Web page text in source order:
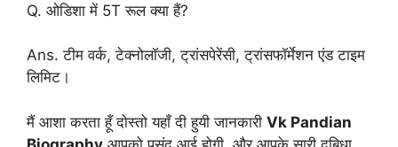
Q. ओडिशा में 5T रूल क्या हैं?
Ans. टीम वर्क, टेक्नोलॉजी, ट्रांसपेरेंसी, ट्रांसफॉर्मेशन एंड टाइम
लिमिट।
मैं आशा करता हूँ दोस्तो यहाँ दी हुयी जानकारी Vk Pandian